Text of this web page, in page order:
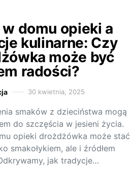
domu opieki a
kulinarne: Czy
może być
radości?
30 kwietnia, 2025
smaków z dzieciństwa mogą
do szczęścia w jesieni życia.
opieki drożdżówka może stać
smakołykiem, ale i źródłem
jak tradycje…